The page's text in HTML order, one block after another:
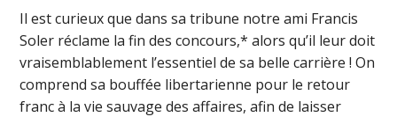
Il est curieux que dans sa tribune notre ami Francis
Soler réclame la fin des concours,* alors qu’il leur doit
vraisemblablement l’essentiel de sa belle carrière ! On
comprend sa bouffée libertarienne pour le retour
franc à la vie sauvage des affaires, afin de laisser